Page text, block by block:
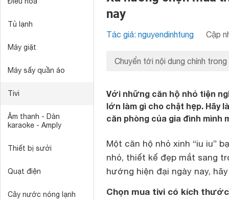
Tủ lạnh
Máy giặt
Máy sấy quần áo
Tivi
Âm thanh - Dàn
karaoke - Amply
Thiết bị sưởi
Quạt điện
Cây nước nóng lạnh
nay
Tác giả: nguyendinhtung Cập
Chuyển tới nội dung chính trong
Với những căn hộ nhỏ tiện
lớn làm gì cho chật hẹp. Hãy
căn phòng của gia đình mình
Một căn hộ nhỏ xinh “iu iu”
nhỏ, thiết kế đẹp mắt sang
hướng hiện đại ngày nay,
Chọn mua tivi có kích